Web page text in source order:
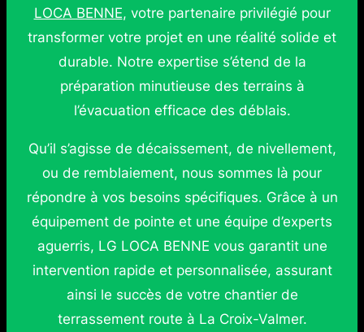
LOCA BENNE, votre partenaire privilégié pour
transformer votre projet en une réalité solide et
durable. Notre expertise s’étend de la
préparation minutieuse des terrains à
l’évacuation efficace des déblais.
Qu’il s’agisse de décaissement, de nivellement,
ou de remblaiement, nous sommes là pour
répondre à vos besoins spécifiques. Grâce à un
équipement de pointe et une équipe d’experts
aguerris, LG LOCA BENNE vous garantit une
intervention rapide et personnalisée, assurant
ainsi le succès de votre chantier de
terrassement route à La Croix-Valmer.